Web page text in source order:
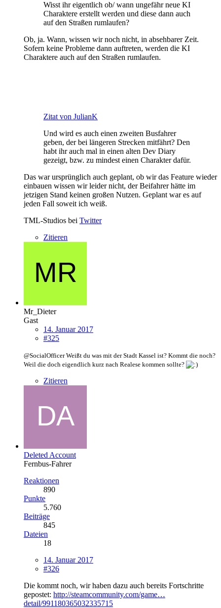
Wisst ihr eigentlich ob/ wann ungefähr neue KI
Charaktere erstellt werden und diese dann auch
auf den Straßen rumlaufen?
Ob, ja. Wann, wissen wir noch nicht, in absehbarer Zeit.
Sofern keine Probleme dann auftreten, werden die KI
Charaktere auch auf den Straßen rumlaufen.
Zitat von JulianK
Und wird es auch einen zweiten Busfahrer
geben, der bei längeren Strecken mitfährt? Den
habt ihr auch mal in einen alten Dev Diary
gezeigt, bzw. zu mindest einen Charakter dafür.
Das war ursprünglich auch geplant, ob wir das Feature wieder
einbauen wissen wir leider nicht, der Beifahrer hätte im
jetzigen Stand keinen großen Nutzen. Geplant war es auf
jeden Fall soweit ich weiß.
TML-Studios bei Twitter
Zitieren
Mr_Dieter
Gast
14. Januar 2017
#325
@SocialOfficer Weißt du was mit der Stadt Kassel ist? Kommt die noch?
Weil die doch eigendlich kurz nach Realese kommen sollte?
Zitieren
Deleted Account
Fernbus-Fahrer
Reaktionen
890
Punkte
5.760
Beiträge
845
Dateien
18
14. Januar 2017
#326
Die kommt noch, wir haben dazu auch bereits Fortschritte
gepostet: http://steamcommunity.com/game…
detail/991180365032335715